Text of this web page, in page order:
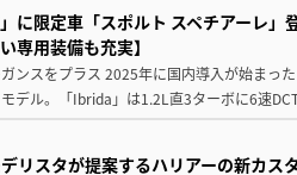
に限定車「スポルト スペチアーレ」
専用装備も充実】
ンスをプラス 2025年に国内導入が始まっ
デル。「Ibrida」は1.2L直3ターボに6速
リスタが提案するハリアーの新カス